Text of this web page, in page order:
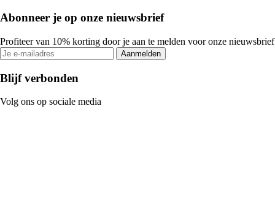
Abonneer je op onze nieuwsbrief
Profiteer van 10% korting door je aan te melden voor onze nieuwsbrief
Aanmelden
Blijf verbonden
Volg ons op sociale media